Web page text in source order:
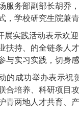
服务部副部长胡乔
，学校研究生院兼
展实践活动表示欢
扶持、的全链条人
与实习实践，切身
的成功举办表示祝
合培养、科研项目
青两地人才共育、